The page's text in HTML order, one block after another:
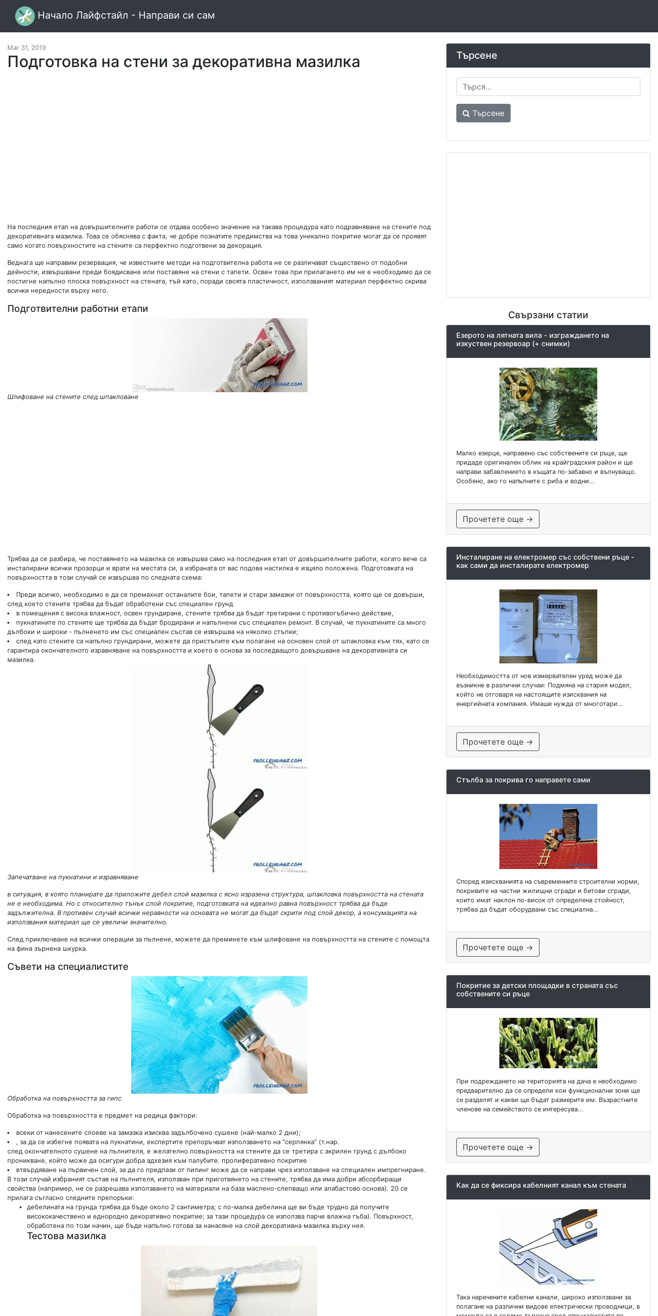
Начало Лайфстайл - Направи си сам
Mar 31, 2019
Подготовка на стени за декоративна мазилка
На последния етап на довършителните работи се отдава особено значение на такава процедура като подравняване на стените под
декоративната мазилка. Това се обяснява с факта, че добре познатите предимства на това уникално покритие могат да се проявят
само когато повърхностите на стените са перфектно подготвени за декорация.
Веднага ще направим резервация, че известните методи на подготвителна работа не се различават съществено от подобни
дейности, извършвани преди боядисване или поставяне на стени с тапети. Освен това при прилагането им не е необходимо да се
постигне напълно плоска повърхност на стената, тъй като, поради своята пластичност, използваният материал перфектно скрива
всички нередности върху него.
Подготвителни работни етапи
Шлифоване на стените след шпакловане
Трябва да се разбира, че поставянето на мазилка се извършва само на последния етап от довършителните работи, когато вече са
инсталирани всички прозорци и врати на местата си, а избраната от вас подова настилка е изцяло положена. Подготовката на
повърхността в този случай се извършва по следната схема:
Преди всичко, необходимо е да се премахнат останалите бои, тапети и стари замазки от повърхността, която ще се довърши,
след което стените трябва да бъдат обработени със специален грунд
в помещения с висока влажност, освен грундиране, стените трябва да бъдат третирани с противогъбично действие,
пукнатините по стените ще трябва да бъдат бродирани и напълнени със специален ремонт. В случай, че пукнатините са много
дълбоки и широки - пълненето им със специален състав се извършва на няколко стъпки;
след като стените са напълно грундирани, можете да пристъпите към полагане на основен слой от шпакловка към тях, като се
гарантира окончателното изравняване на повърхността и което е основа за последващото довършване на декоративната си
мазилка.
Запечатване на пукнатини и изравняване
в ситуация, в която планирате да приложите дебел слой мазилка с ясно изразена структура, шпакловка повърхността на стената
не е необходима. Но с относително тънък слой покритие, подготовката на идеално равна повърхност трябва да бъде
задължителна. В противен случай всички неравности на основата не могат да бъдат скрити под слой декор, а консумацията на
използвания материал ще се увеличи значително.
След приключване на всички операции за пълнене, можете да преминете към шлифоване на повърхността на стените с помощта
на фина зърнена шкурка.
Съвети на специалистите
Обработка на повърхността за гипс
Обработка на повърхността е предмет на редица фактори:
всеки от нанесените слоеве на замазка изисква задълбочено сушене (най-малко 2 дни);
, за да се избегне появата на пукнатини, експертите препоръчват използването на "серпянка" (т.нар.
след окончателното сушене на пълнителя, е желателно повърхността на стените да се третира с акрилен грунд с дълбоко
проникване, който може да осигури добра адхезия към палубите. пролиферативно покритие
втвърдяване на първичен слой, за да го предпази от пилинг може да се направи чрез използване на специален импрегниране.
В този случай избраният състав на пълнителя, използван при приготвянето на стените, трябва да има добри абсорбиращи
свойства (например, не се разрешава използването на материали на база маслено-слепващо или алабастово основа). 20 се
прилага съгласно следните препоръки:
дебелината на грунда трябва да бъде около 2 сантиметра; с по-малка дебелина ще ви бъде трудно да получите
висококачествено и еднородно декоративно покритие; за тази процедура се използва парче влажна гъба). Повърхност,
обработена по този начин, ще бъде напълно готова за нанасяне на слой декоративна мазилка върху нея.
Тестова мазилка
Търсене
Търсене
Свързани статии
Езерото на лятната вила - изграждането на
изкуствен резервоар (+ снимки)
Малко езерце, направено със собствените си ръце, ще
придаде оригинален облик на крайградския район и ще
направи забавлението в къщата по-забавно и вълнуващо.
Особено, ако го напълните с риба и водни...
Прочетете още →
Инсталиране на електромер със собствени ръце -
как сами да инсталирате електромер
Необходимостта от нов измервателен уред може да
възникне в различни случаи: Подмяна на стария модел,
който не отговаря на настоящите изисквания на
енергийната компания. Имаше нужда от многотари...
Прочетете още →
Стълба за покрива го направете сами
Според изискванията на съвременните строителни норми,
покривите на частни жилищни сгради и битови сгради,
които имат наклон по-висок от определена стойност,
трябва да бъдат оборудвани със специална...
Прочетете още →
Покритие за детски площадки в страната със
собствените си ръце
При подреждането на територията на дача е необходимо
предварително да се определи кои функционални зони ще
се разделят и какви ще бъдат размерите им. Възрастните
членове на семейството се интересува...
Прочетете още →
Как да се фиксира кабелният канал към стената
Така наречените кабелни канали, широко използвани за
полагане на различни видове електрически проводници, в